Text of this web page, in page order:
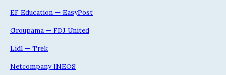
EF Education — EasyPost
Groupama — FDJ United
Lidl — Trek
Netcompany INEOS